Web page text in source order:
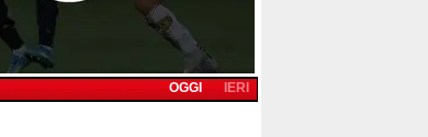
IERI
OGGI